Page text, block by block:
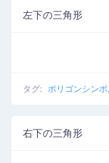
左下の三角形
タグ: ポリゴンシン
右下の三角形